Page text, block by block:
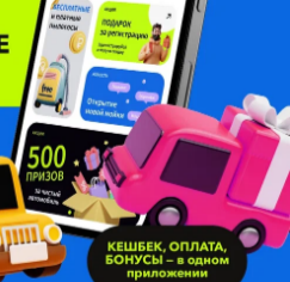
к расширению и
стране!
с собой тот же
который вы
стал ещё комфортнее:
— 24/7